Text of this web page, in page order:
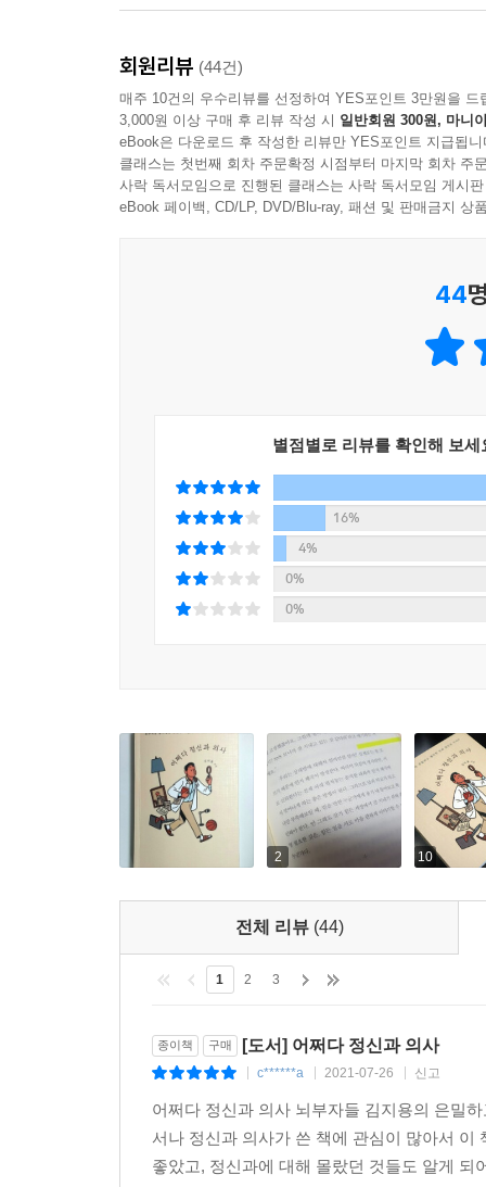
더 나아지기 위한 어려운 길을 선택하는 일이기
왜 이런지, 다른 사람은 왜 그러는지 궁금하고 답
이 있다. 당신은 스스로 생각하는 것보다 강한 사람
--- p.180
성숙하고 무책임한 사람으로 만들 여지가 있지만
누구인지 몰라도 참 원망스러웠다. 원망을 넘어
패스트푸드, 국밥집, 이탈리안 레스토랑, 호텔 뷔
수 없다. 음식점마다 제공하는 서비스가 확연히
이 비싸다고 화를 내거나, 패스트푸드를 먹으러
그렇다.
--- p.313
정신과와 정신 질환을 대하는 우리 사회의 자세
소리를 내는 것을 넘어, 나머지 사회 구성원들이
라고 믿고 싶다. 이 책 또한 그 변화에 기여하는 작
--- p.326
열 개 정도 놓여 있는 인턴 방에서 몇 명인지 정
뺏기는 일이 흔했다.(44쪽) 어느 날 밤에는, 먹
깨달은 일도 있었다.(47쪽)
저자는 이 모든 과정이 필요한 이유, 정신과 의
질환에 관해 좀 더 정확하게 진단하고 치료하려면
스파링을 벌이는 느낌”이라고 일컬은 정신과 레
이야기는 정신과 전공의가 되어 산 속 폐쇄병동
상담보다는 약물치료에 치중하는 질환이다. 즉,
가족에게도 털어놓지 못하는 이야기를 공유하지만
결코 사적인 관계를 맺을 수 없는 환자와 치료자에
2장은 멀고도 가까운, 환자와 치료자의 관계
치료자에게 가족에게도 하지 않은 내밀한 이
수는 없는지, 치료가 종결된 후에는 만나도 되
저자는 치료자와 환자가 사적인 관계를 맺으면
저자는 물론 치료자라고 감정이 없는 것은 아니
지원을 해주고픈 사람도, 친구와 소개팅을 해주
살아나가는 데 훼방을 놓기 때문이라는 것. 저
강조한다.(129쪽)
완벽하진 않아도 충분히 좋은 삶에 관하여
대부분의 상처가 ‘관계’에서 기인한다는 사실을
때문에, 그리고 ‘엄마’ 또는 ‘아빠’ 때문에, ‘친구
자세히 들여다보면, 완벽한 사람, 완벽한 관계를
회원리뷰 (44건)
매주 10건의 우수리뷰를 선정하여 YES포인트 3만원을 드
3,000원 이상 구매 후 리뷰 작성 시 일반회원 300원, 마니
eBook은 다운로드 후 작성한 리뷰만 YES포인트 지급됩니
클래스는 첫번째 회차 주문확정 시점부터 마지막 회차 주
사락 독서모임으로 진행된 클래스는 사락 독서모임 게시
eBook 페이백, CD/LP, DVD/Blu-ray, 패션 및 판매금지 상
44
별점별로 리뷰를 확인해 보세
16%
4%
0%
0%
2 10
전체 리뷰 (44)
1 2 3
종이책 구매 [도서] 어쩌다 정신과 의사
c******a 2021-07-26 신고
어쩌다 정신과 의사 뇌부자들 김지용의 은밀
서나 정신과 의사가 쓴 책에 관심이 많아서
좋았고, 정신과에 대해 몰랐던 것들도 알게